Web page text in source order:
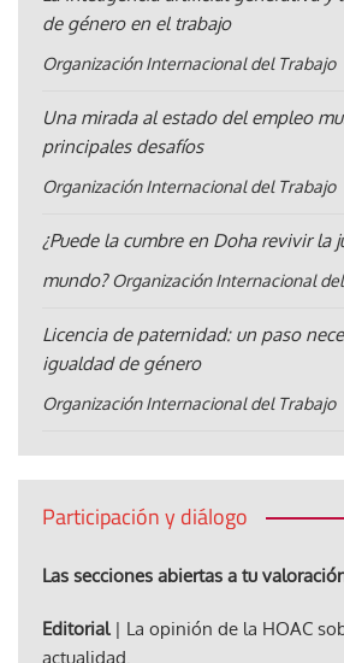
de género en el trabajo
Organización Internacional del Trabajo
Una mirada al estado del empleo
principales desafíos
Organización Internacional del Trabajo
¿Puede la cumbre en Doha revivir la
mundo? Organización Internacional
Licencia de paternidad: un paso
igualdad de género
Organización Internacional del Trabajo
Participación y diálogo
Las secciones abiertas a tu
Editorial| La opinión de la HOAC
actualidad.